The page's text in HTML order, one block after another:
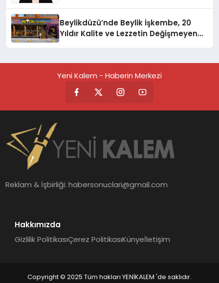
Beylikdüzü’nde Beylik İşkembe, 20
Yıldır Kalite ve Lezzetin Değişmeyen
Yeni Kalem - Haberin Merkezi
Reklam & İşbirliği:habersonuclari@gmail.com
Hakkımızda
Gizlilik PolitikasıÇerez PolitikasıKünyeİletişim
Copyright © 2025 Tüm hakları YENİKALEM 'de saklıdır.